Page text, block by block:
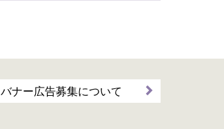
バナー広告募集について